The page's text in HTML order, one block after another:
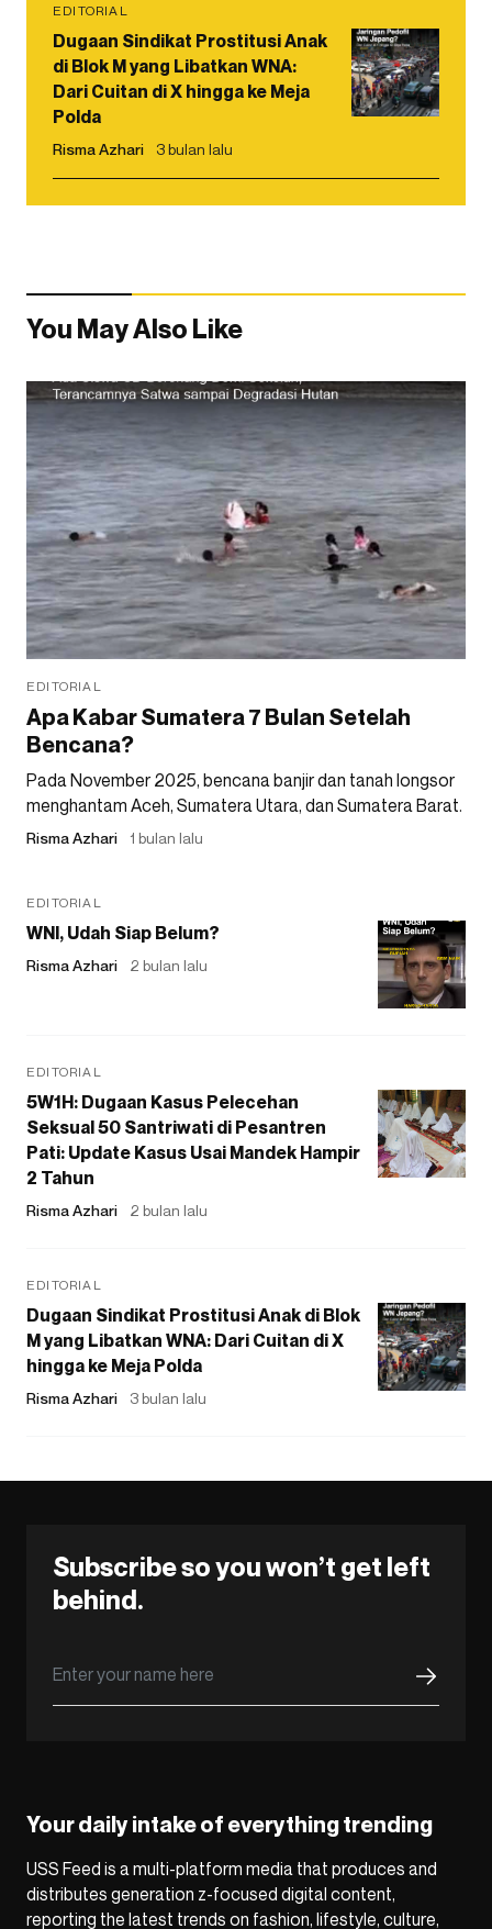
EDITORIAL
Dugaan Sindikat Prostitusi Anak
di Blok M yang Libatkan WNA:
Dari Cuitan di X hingga ke Meja
Polda
Risma Azhari 3 bulan lalu
You May Also Like
EDITORIAL
Apa Kabar Sumatera 7 Bulan Setelah
Bencana?
Pada November 2025, bencana banjir dan tanah longsor
menghantam Aceh, Sumatera Utara, dan Sumatera Barat.
Risma Azhari 1 bulan lalu
EDITORIAL
WNI, Udah Siap Belum?
Risma Azhari 2 bulan lalu
EDITORIAL
5W1H: Dugaan Kasus Pelecehan
Seksual 50 Santriwati di Pesantren
Pati: Update Kasus Usai Mandek Hampir
2 Tahun
Risma Azhari 2 bulan lalu
EDITORIAL
Dugaan Sindikat Prostitusi Anak di Blok
M yang Libatkan WNA: Dari Cuitan di X
hingga ke Meja Polda
Risma Azhari 3 bulan lalu
Subscribe so you won’t get left
behind.
Your daily intake of everything trending
USS Feed is a multi-platform media that produces and
distributes generation z-focused digital content,
reporting the latest trends on fashion, lifestyle, culture,